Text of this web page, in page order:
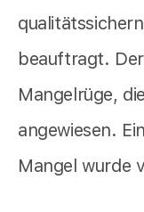
beauftragt.
Mangelrüge,
angewiesen.
Mangel wurde